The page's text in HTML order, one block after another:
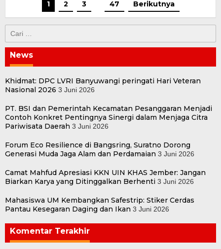
1 2 3 47 Berikutnya
untuk:
News
Khidmat: DPC LVRI Banyuwangi peringati Hari Veteran
Nasional 2026 3 Juni 2026
PT. BSI dan Pemerintah Kecamatan Pesanggaran Menjadi
Contoh Konkret Pentingnya Sinergi dalam Menjaga Citra
Pariwisata Daerah 3 Juni 2026
Forum Eco Resilience di Bangsring, Suratno Dorong
Generasi Muda Jaga Alam dan Perdamaian 3 Juni 2026
Camat Mahfud Apresiasi KKN UIN KHAS Jember: Jangan
Biarkan Karya yang Ditinggalkan Berhenti 3 Juni 2026
Mahasiswa UM Kembangkan Safestrip: Stiker Cerdas
Pantau Kesegaran Daging dan Ikan 3 Juni 2026
Komentar Terakhir